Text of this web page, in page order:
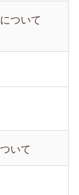
ついて
いて